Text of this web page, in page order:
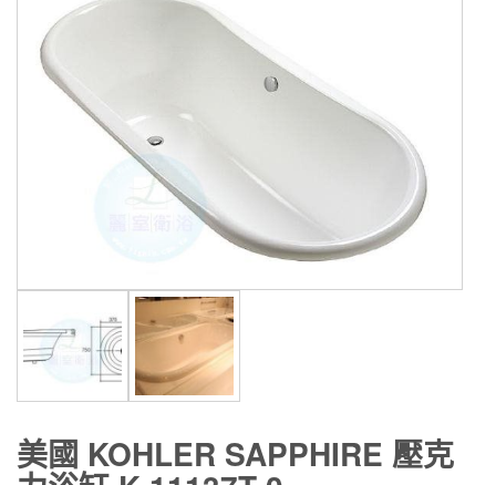
美國 KOHLER SAPPHIRE 壓克